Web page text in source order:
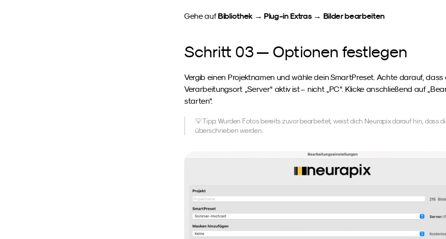
Gehe auf Bibliothek → Plug-in Extras → Bilder bearbeiten
Schritt 03 — Optionen festlegen
Vergib einen Projektnamen und wähle dein SmartPreset. Achte darauf, dass
Verarbeitungsort „Server“ aktiv ist – nicht „PC“. Klicke anschließend auf
starten“.
💡 Tipp: Wurden Fotos bereits zuvor bearbeitet, weist dich Neurapix darauf hin, dass
überschrieben werden.